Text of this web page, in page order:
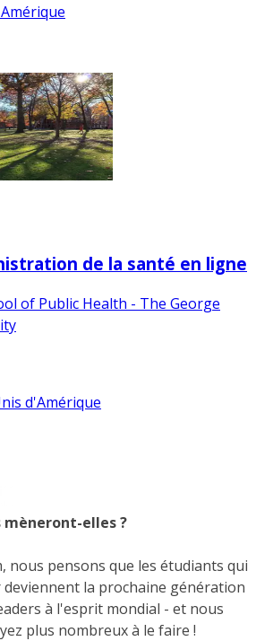
de la santé en ligne
of Public Health - The George
d'Amérique
mèneront-elles ?
nous pensons que les étudiants qui
la prochaine génération
à l'esprit mondial - et nous
plus nombreux à le faire !